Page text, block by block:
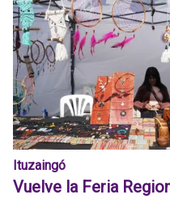
Ituzaingó
Vuelve la Feria